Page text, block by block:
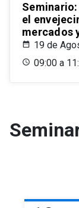
el
mercados
19 de
09:00 a